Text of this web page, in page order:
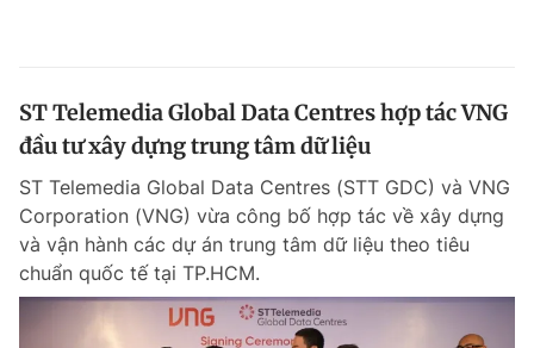
ST Telemedia Global Data Centres hợp tác VNG
đầu tư xây dựng trung tâm dữ liệu
ST Telemedia Global Data Centres (STT GDC) và VNG
Corporation (VNG) vừa công bố hợp tác về xây dựng
và vận hành các dự án trung tâm dữ liệu theo tiêu
chuẩn quốc tế tại TP.HCM.